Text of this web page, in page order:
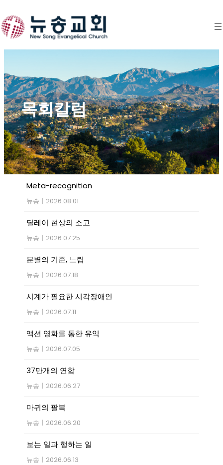
to
content
목회칼럼
Meta-recognition
뉴송 | 2026.08.01
딜레이 현상의 소고
뉴송 | 2026.07.25
분별의 기준, 느림
뉴송 | 2026.07.18
시계가 필요한 시각장애인
뉴송 | 2026.07.11
액션 영화를 통한 유익
뉴송 | 2026.07.05
37만개의 연합
뉴송 | 2026.06.27
마귀의 팔복
뉴송 | 2026.06.20
보는 일과 행하는 일
뉴송 | 2026.06.13